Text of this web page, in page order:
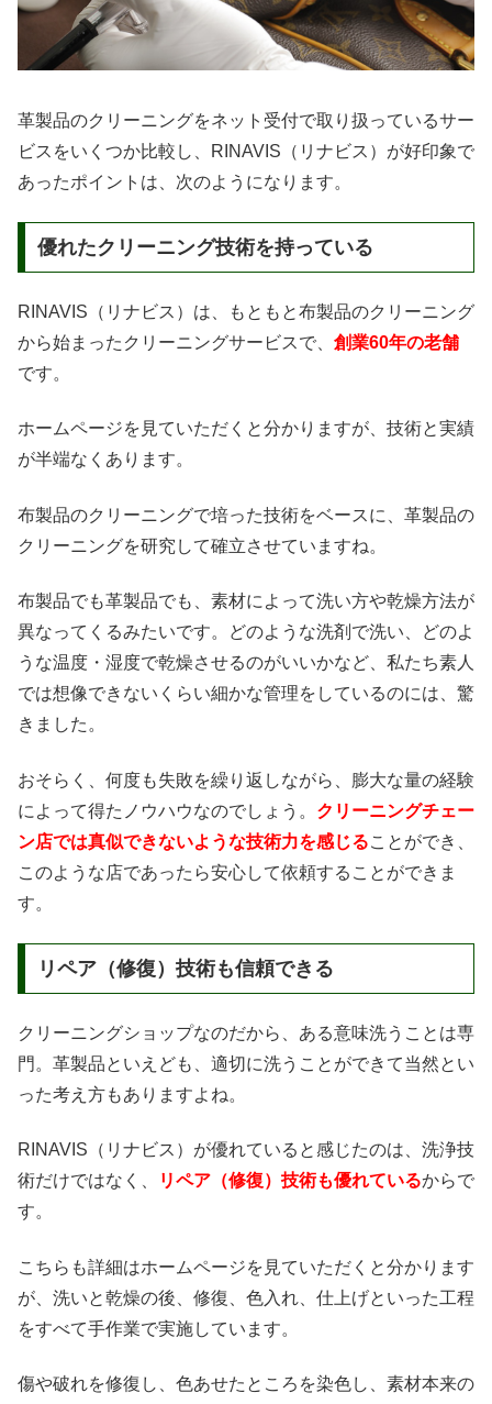
革製品のクリーニングをネット受付で取り扱っているサー
ビスをいくつか比較し、RINAVIS（リナビス）が好印象で
あったポイントは、次のようになります。
優れたクリーニング技術を持っている
RINAVIS（リナビス）は、もともと布製品のクリーニング
から始まったクリーニングサービスで、 創業60年の老舗
です。
ホームページを見ていただくと分かりますが、技術と実績
が半端なくあります。
布製品のクリーニングで培った技術をベースに、革製品の
クリーニングを研究して確立させていますね。
布製品でも革製品でも、素材によって洗い方や乾燥方法が
異なってくるみたいです。どのような洗剤で洗い、どのよ
うな温度・湿度で乾燥させるのがいいかなど、私たち素人
では想像できないくらい細かな管理をしているのには、驚
きました。
おそらく、何度も失敗を繰り返しながら、膨大な量の経験
によって得たノウハウなのでしょう。 クリーニングチェー
ン店では真似できないような技術力を感じることができ、
このような店であったら安心して依頼することができま
す。
リペア（修復）技術も信頼できる
クリーニングショップなのだから、ある意味洗うことは専
門。革製品といえども、適切に洗うことができて当然とい
った考え方もありますよね。
RINAVIS（リナビス）が優れていると感じたのは、洗浄技
術だけではなく、
リペア（修復）技術も優れているからで
す。
こちらも詳細はホームページを見ていただくと分かります
が、洗いと乾燥の後、修復、色入れ、仕上げといった工程
をすべて手作業で実施しています。
傷や破れを修復し、色あせたところを染色し、素材本来の